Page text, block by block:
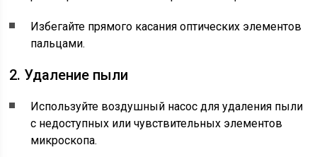
Избегайте прямого касания оптических элементов
пальцами.
2. Удаление пыли
Используйте воздушный насос для удаления пыли
с недоступных или чувствительных элементов
микроскопа.